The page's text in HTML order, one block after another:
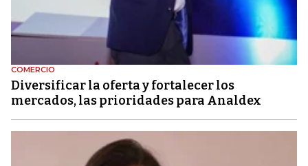
COMERCIO
Diversificar la oferta y fortalecer los
mercados, las prioridades para Analdex